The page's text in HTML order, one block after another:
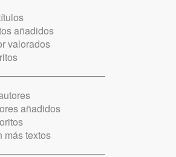
añadidos
valorados
añadidos
más textos